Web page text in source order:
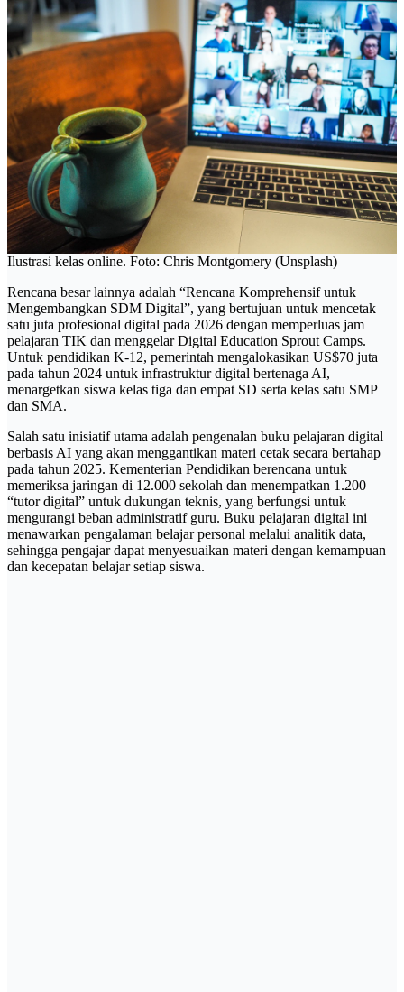
Ilustrasi kelas online. Foto: Chris Montgomery (Unsplash)
Rencana besar lainnya adalah “Rencana Komprehensif untuk
Mengembangkan SDM Digital”, yang bertujuan untuk mencetak
satu juta profesional digital pada 2026 dengan memperluas jam
pelajaran TIK dan menggelar Digital Education Sprout Camps.
Untuk pendidikan K-12, pemerintah mengalokasikan US$70 juta
pada tahun 2024 untuk infrastruktur digital bertenaga AI,
menargetkan siswa kelas tiga dan empat SD serta kelas satu SMP
dan SMA.
Salah satu inisiatif utama adalah pengenalan buku pelajaran digital
berbasis AI yang akan menggantikan materi cetak secara bertahap
pada tahun 2025. Kementerian Pendidikan berencana untuk
memeriksa jaringan di 12.000 sekolah dan menempatkan 1.200
“tutor digital” untuk dukungan teknis, yang berfungsi untuk
mengurangi beban administratif guru. Buku pelajaran digital ini
menawarkan pengalaman belajar personal melalui analitik data,
sehingga pengajar dapat menyesuaikan materi dengan kemampuan
dan kecepatan belajar setiap siswa.